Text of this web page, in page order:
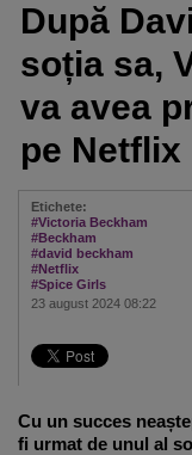
După
soția sa,
va avea
pe Netflix
Etichete:
#Victoria Beckham
#Beckham
#david beckham
#Netflix
#Spice Girls
23 august 2024 08:22
Cu un succes
fi urmat de unul al